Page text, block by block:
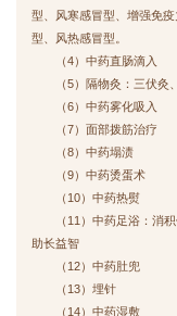
型、风寒感冒型、增强免
型、风热感冒型。
（4）中药直肠滴入
（5）隔物灸：三伏
（6）中药雾化吸入
（7）面部拨筋治疗
（8）中药塌渍
（9）中药烫蛋术
（10）中药热熨
（11）中药足浴：消
助长益智
（12）中药肚兜
（13）埋针
（14）中药湿敷